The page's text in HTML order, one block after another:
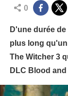
0
D'une durée
plus long
The Witcher 3
DLC Blood